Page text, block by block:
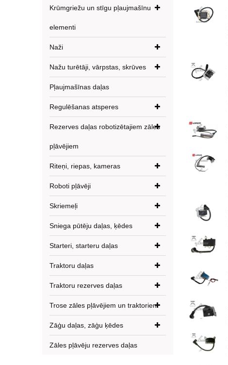
Krūmgriežu un stīgu pļaujmašīnu
elementi
Naži
Nažu turētāji, vārpstas, skrūves
Pļaujmašīnas daļas
Regulēšanas atsperes
Rezerves daļas robotizētajiem zāles
pļāvējiem
Riteņi, riepas, kameras
Roboti pļāvēji
Skriemeļi
Sniega pūtēju daļas, ķēdes
Starteri, starteru daļas
Traktoru daļas
Traktoru rezerves daļas
Trose zāles pļāvējiem un traktoriem
Zāģu daļas, zāģu ķēdes
Zāles pļāvēju rezerves daļas